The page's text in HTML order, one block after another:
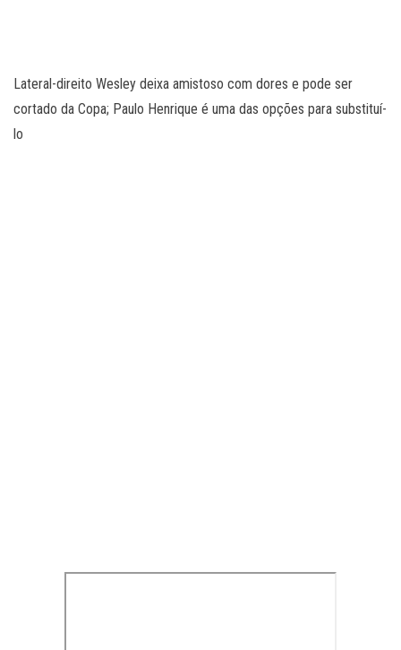
Lateral-direito Wesley deixa amistoso com dores e pode ser
cortado da Copa; Paulo Henrique é uma das opções para substituí-
lo